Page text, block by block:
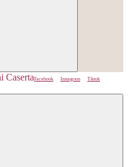
Facebook Instagram
Tiktok